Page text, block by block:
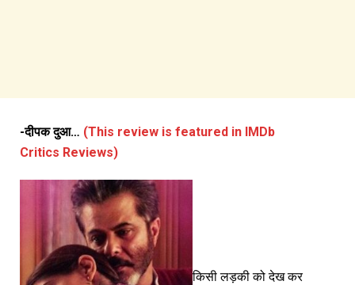
-दीपक दुआ… (This review is featured in IMDb
Critics Reviews)
किसी लड़की को देख कर